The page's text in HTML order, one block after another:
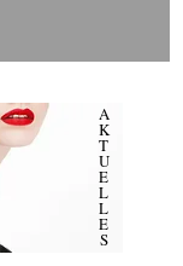
A
K
T
U
E
L
L
E
S